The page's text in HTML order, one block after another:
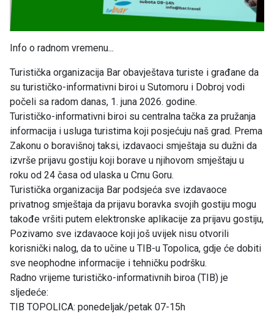
Info o radnom vremenu...
Turistička organizacija Bar obavještava turiste i građane da
su turističko-informativni biroi u Sutomoru i Dobroj vodi
počeli sa radom danas, 1. juna 2026. godine.
Turističko-informativni biroi su centralna tačka za pružanja
informacija i usluga turistima koji posjećuju naš grad. Prema
Zakonu o boravišnoj taksi, izdavaoci smještaja su dužni da
izvrše prijavu gostiju koji borave u njihovom smještaju u
roku od 24 časa od ulaska u Crnu Goru.
Turistička organizacija Bar podsjeća sve izdavaoce
privatnog smještaja da prijavu boravka svojih gostiju mogu
takođe vršiti putem elektronske aplikacije za prijavu gostiju,
Pozivamo sve izdavaoce koji još uvijek nisu otvorili
korisnički nalog, da to učine u TIB-u Topolica, gdje će dobiti
sve neophodne informacije i tehničku podršku.
Radno vrijeme turističko-informativnih biroa (TIB) je
sljedeće:
TIB TOPOLICA: ponedeljak/petak 07-15h